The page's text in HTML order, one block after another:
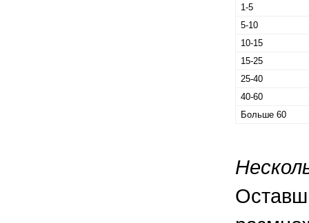
1-5
5-10
10-15
15-25
25-40
40-60
Больше 60